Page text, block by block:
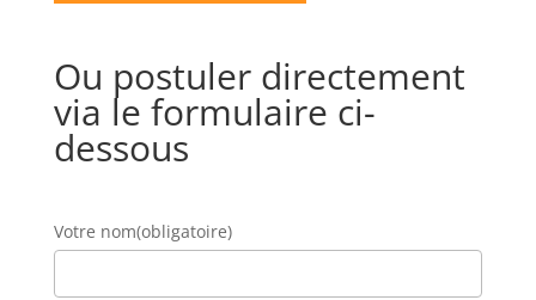
Ou postuler directement
via le formulaire ci-
dessous
Votre nom(obligatoire)